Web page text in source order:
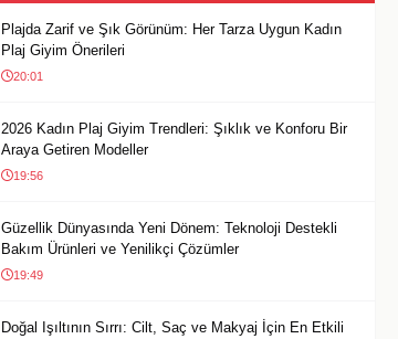
Plajda Zarif ve Şık Görünüm: Her Tarza Uygun Kadın
Plaj Giyim Önerileri
20:01
2026 Kadın Plaj Giyim Trendleri: Şıklık ve Konforu Bir
Araya Getiren Modeller
19:56
Güzellik Dünyasında Yeni Dönem: Teknoloji Destekli
Bakım Ürünleri ve Yenilikçi Çözümler
19:49
Doğal Işıltının Sırrı: Cilt, Saç ve Makyaj İçin En Etkili